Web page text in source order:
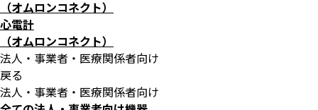
（オムロンコネクト）
心電計
（オムロンコネクト）
法人・事業者・医療関係者向け
戻る
法人・事業者・医療関係者向け